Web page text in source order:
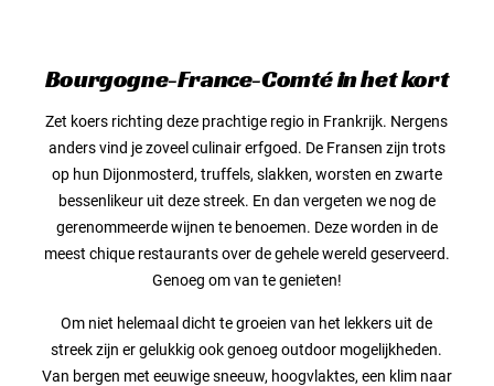
Bourgogne-France-Comté in het kort
Zet koers richting deze prachtige regio in Frankrijk. Nergens
anders vind je zoveel culinair erfgoed. De Fransen zijn trots
op hun Dijonmosterd, truffels, slakken, worsten en zwarte
bessenlikeur uit deze streek. En dan vergeten we nog de
gerenommeerde wijnen te benoemen. Deze worden in de
meest chique restaurants over de gehele wereld geserveerd.
Genoeg om van te genieten!
Om niet helemaal dicht te groeien van het lekkers uit de
streek zijn er gelukkig ook genoeg outdoor mogelijkheden.
Van bergen met eeuwige sneeuw, hoogvlaktes, een klim naar